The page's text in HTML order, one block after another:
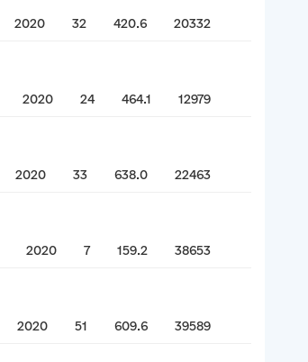
20332
420.6
32
2020
12979
464.1
24
2020
22463
638.0
33
2020
38653
159.2
7
2020
39589
609.6
51
2020